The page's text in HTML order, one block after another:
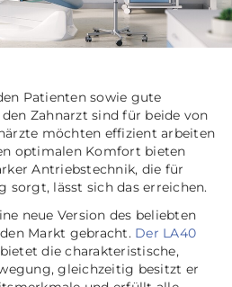
Patienten sowie gute
Zahnarzt sind für beide von
möchten effizient arbeiten
optimalen Komfort bieten
Antriebstechnik, die für
sorgt, lässt sich das erreichen.
neue Version des beliebten
Markt gebracht. Der LA40
die charakteristische,
gleichzeitig besitzt er